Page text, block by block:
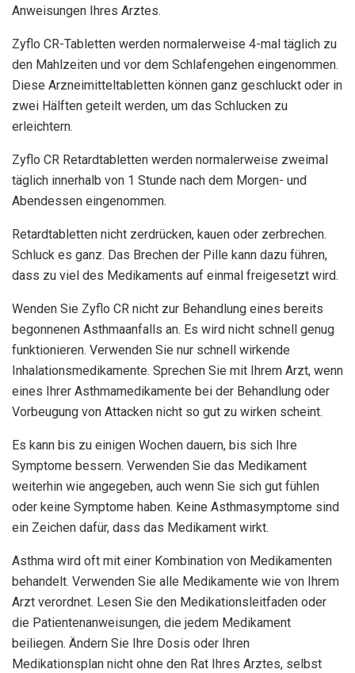
Anweisungen Ihres Arztes.
Zyflo CR-Tabletten werden normalerweise 4-mal täglich zu
den Mahlzeiten und vor dem Schlafengehen eingenommen.
Diese Arzneimitteltabletten können ganz geschluckt oder in
zwei Hälften geteilt werden, um das Schlucken zu
erleichtern.
Zyflo CR Retardtabletten werden normalerweise zweimal
täglich innerhalb von 1 Stunde nach dem Morgen- und
Abendessen eingenommen.
Retardtabletten nicht zerdrücken, kauen oder zerbrechen.
Schluck es ganz. Das Brechen der Pille kann dazu führen,
dass zu viel des Medikaments auf einmal freigesetzt wird.
Wenden Sie Zyflo CR nicht zur Behandlung eines bereits
begonnenen Asthmaanfalls an. Es wird nicht schnell genug
funktionieren. Verwenden Sie nur schnell wirkende
Inhalationsmedikamente. Sprechen Sie mit Ihrem Arzt, wenn
eines Ihrer Asthmamedikamente bei der Behandlung oder
Vorbeugung von Attacken nicht so gut zu wirken scheint.
Es kann bis zu einigen Wochen dauern, bis sich Ihre
Symptome bessern. Verwenden Sie das Medikament
weiterhin wie angegeben, auch wenn Sie sich gut fühlen
oder keine Symptome haben. Keine Asthmasymptome sind
ein Zeichen dafür, dass das Medikament wirkt.
Asthma wird oft mit einer Kombination von Medikamenten
behandelt. Verwenden Sie alle Medikamente wie von Ihrem
Arzt verordnet. Lesen Sie den Medikationsleitfaden oder
die Patientenanweisungen, die jedem Medikament
beiliegen. Ändern Sie Ihre Dosis oder Ihren
Medikationsplan nicht ohne den Rat Ihres Arztes, selbst